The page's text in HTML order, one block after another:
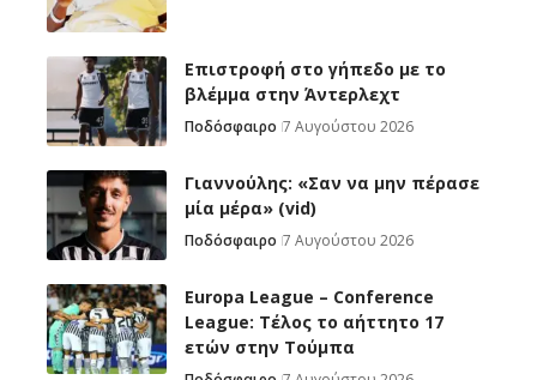
Επιστροφή στο γήπεδο με το
βλέμμα στην Άντερλεχτ
Ποδόσφαιρο 7 Αυγούστου 2026
Γιαννούλης: «Σαν να μην πέρασε
μία μέρα» (vid)
Ποδόσφαιρο 7 Αυγούστου 2026
Europa League – Conference
League: Τέλος το αήττητο 17
ετών στην Τούμπα